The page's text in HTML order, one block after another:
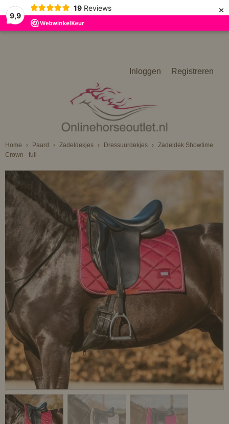
9,9
19 Reviews ×
Inloggen Registreren
Home › Paard › Zadeldekjes › Dressuurdekjes › Zadeldek Showtime
Crown - full